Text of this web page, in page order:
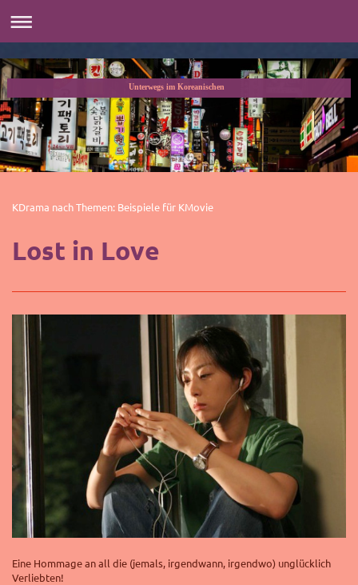
Unterwegs im Koreanischen
KDrama nach Themen: Beispiele für KMovie
Lost in Love
Eine Hommage an all die (jemals, irgendwann, irgendwo) unglücklich
Verliebten!